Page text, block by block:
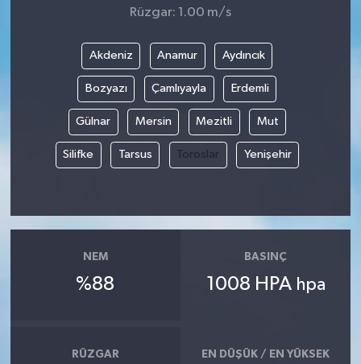
Rüzgar: 1.00 m/s
Akdeniz Anamur Aydıncık
Bozyazı Çamlıyayla Erdemli
Gülnar Mersin Mezitli Mut
Silifke Tarsus Toroslar Yenişehir
NEM
%88
BASINÇ
1008 HPA hpa
RÜZGAR EN DÜŞÜK / EN YÜKSEK